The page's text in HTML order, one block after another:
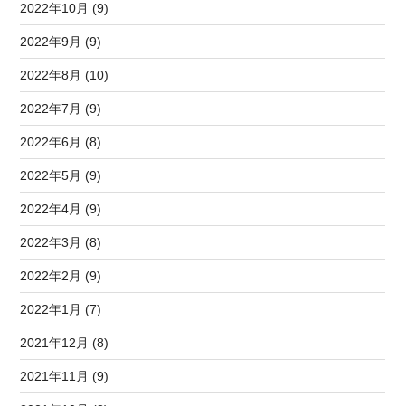
2022年10月 (9)
2022年9月 (9)
2022年8月 (10)
2022年7月 (9)
2022年6月 (8)
2022年5月 (9)
2022年4月 (9)
2022年3月 (8)
2022年2月 (9)
2022年1月 (7)
2021年12月 (8)
2021年11月 (9)